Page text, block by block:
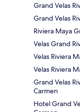
Grand Velas
Grand Velas
Riviera Maya
Velas Grand
Velas Riviera
Velas Riviera
Grand Velas
Carmen
Hotel Grand